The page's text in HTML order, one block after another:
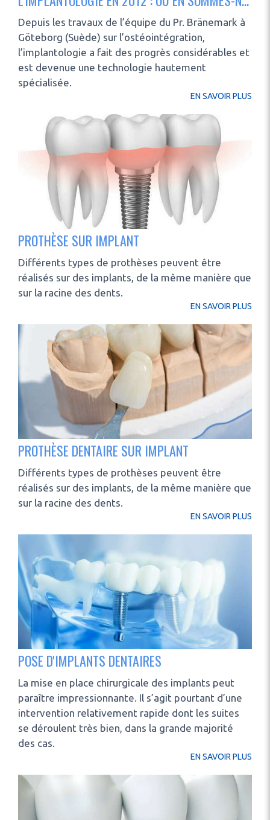
Depuis les travaux de l’équipe du Pr. Bränemark à
Göteborg (Suède) sur l’ostéointégration,
l’implantologie a fait des progrès considérables et
est devenue une technologie hautement
spécialisée.
EN SAVOIR PLUS
PROTHÈSE SUR IMPLANT
Différents types de prothèses peuvent être
réalisés sur des implants, de la même manière que
sur la racine des dents.
EN SAVOIR PLUS
PROTHÈSE DENTAIRE SUR IMPLANT
Différents types de prothèses peuvent être
réalisés sur des implants, de la même manière que
sur la racine des dents.
EN SAVOIR PLUS
POSE D'IMPLANTS DENTAIRES
La mise en place chirurgicale des implants peut
paraître impressionnante. Il s’agit pourtant d’une
intervention relativement rapide dont les suites
se déroulent très bien, dans la grande majorité
des cas.
EN SAVOIR PLUS